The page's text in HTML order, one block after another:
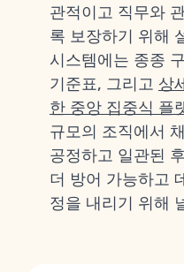
관적이고 직무와
록 보장하기 위해
시스템에는 종종
기준표, 그리고 상
한 중앙 집중식 플
규모의 조직에서
공정하고 일관된
더 방어 가능하고
정을 내리기 위해